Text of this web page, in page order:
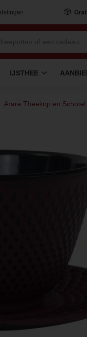
IJSTHEE
Arare Theekop en